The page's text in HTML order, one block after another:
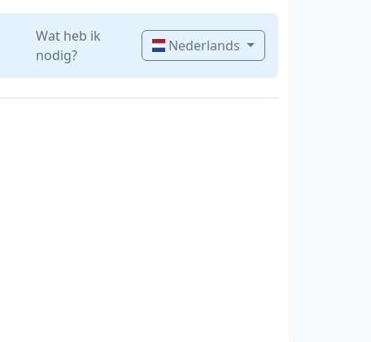
Wat heb ik
nodig?
Nederlands